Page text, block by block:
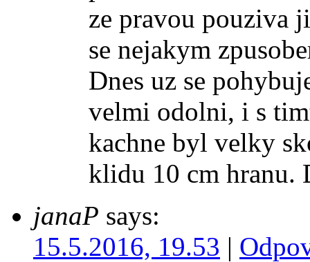
ze pravou pouziva
se nejakym
Dnes uz se
velmi odolni, i s
kachne byl velky
klidu 10 cm hranu.
janaP says:
15.5.2016, 19.53 |